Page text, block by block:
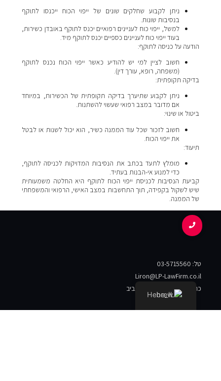
ניתן לקבוע שחלקים שונים של ייפוי הכוח ייכנסו לתוקף
בנסיבות שונות.
למשל, ייפוי כוח לעניינים רפואיים יכנס לתוקף באובדן כשירות,
בעוד ייפוי כוח לעניינים כספיים יכנס לתוקף מיד.
הודעה על כניסה לתוקף:
חשוב לציין למי יש להודיע כאשר ייפוי הכוח נכנס לתוקף
(משפחה, רופא, עורך דין).
בדיקה תקופתית:
ניתן לקבוע שתיערך בדיקה תקופתית של הכשירות, במיוחד
אם מדובר במצב רפואי שעשוי להשתנות.
ביטול או שינוי:
חשוב לזכור שכל עוד הממנה כשיר, הוא יכול לשנות או לבטל
את ייפוי הכוח.
תיעוד:
מומלץ לתעד בכתב את הנסיבות המדויקות לכניסה לתוקף,
כדי למנוע אי-הבנות בעתיד.
קביעת הנסיבות לכניסת ייפוי הכוח לתוקף היא החלטה משמעותית
שיש לשקול בקפידה, תוך התחשבות במצב האישי, הרפואי והמשפחתי
של הממנה.
טל: 03-5715560
Liron@LP-LawFirm.co.il
כתובת: הארבעה 28 תל אביב
ניווט מהיר
Hebrew